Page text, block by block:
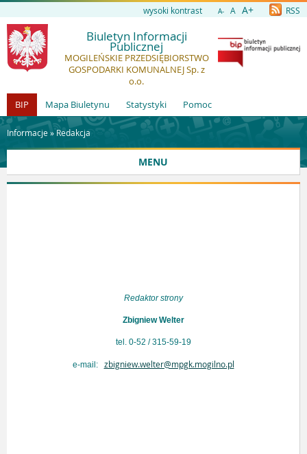
wysoki kontrast A- A A+ RSS
Biuletyn Informacji
Publicznej
MOGILEŃSKIE PRZEDSIĘBIORSTWO
GOSPODARKI KOMUNALNEJ Sp. z
o.o.
BIP
Mapa Biuletynu Statystyki Pomoc
Informacje »Redakcja
MENU
Redaktor strony
Zbigniew Welter
tel. 0-52 / 315-59-19
e-mail: zbigniew.welter@mpgk.mogilno.pl